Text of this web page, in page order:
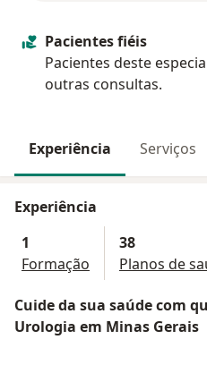
Pacientes fiéis
Pacientes deste
outras consultas.
Experiência Serviços
Experiência
1
Formação
38
Planos de
Cuide da sua saúde com
Urologia em Minas Gerais